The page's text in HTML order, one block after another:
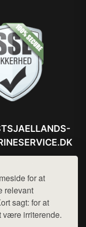
for at
relevant
sagt: for at
være irriterende.
hej@want.dk
og privatlivspolitik